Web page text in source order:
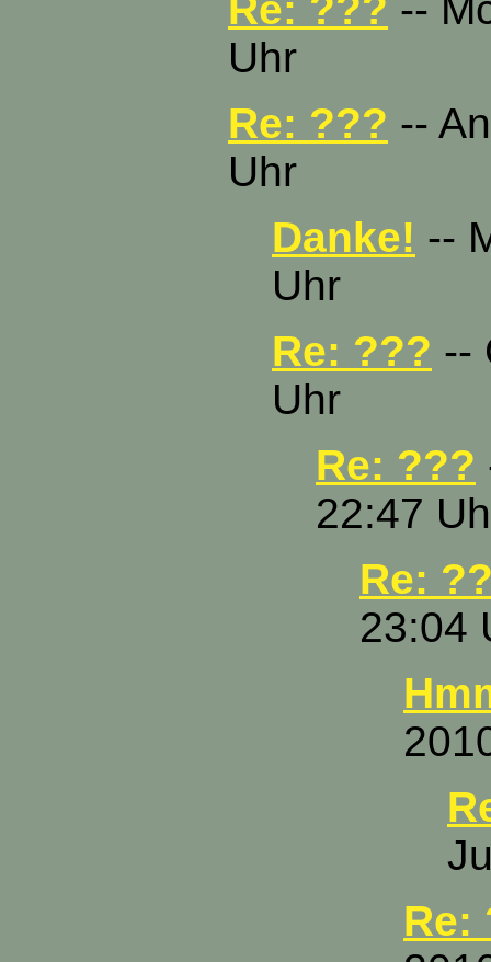
Uhr
Re: ??? --
Uhr
Danke! --
Uhr
Re: ??? --
Uhr
Re: ???
22:47
Re:
23:04
Re: